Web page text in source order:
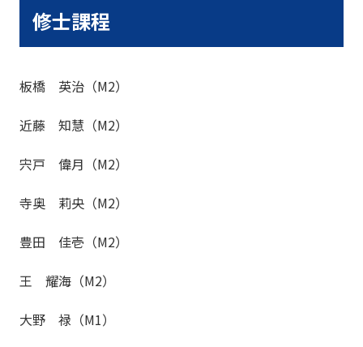
修士課程
板橋 英治（M2）
近藤 知慧（M2）
宍戸 偉月（M2）
寺奥 莉央（M2）
豊田 佳壱（M2）
王 耀海（M2）
大野 禄（M1）